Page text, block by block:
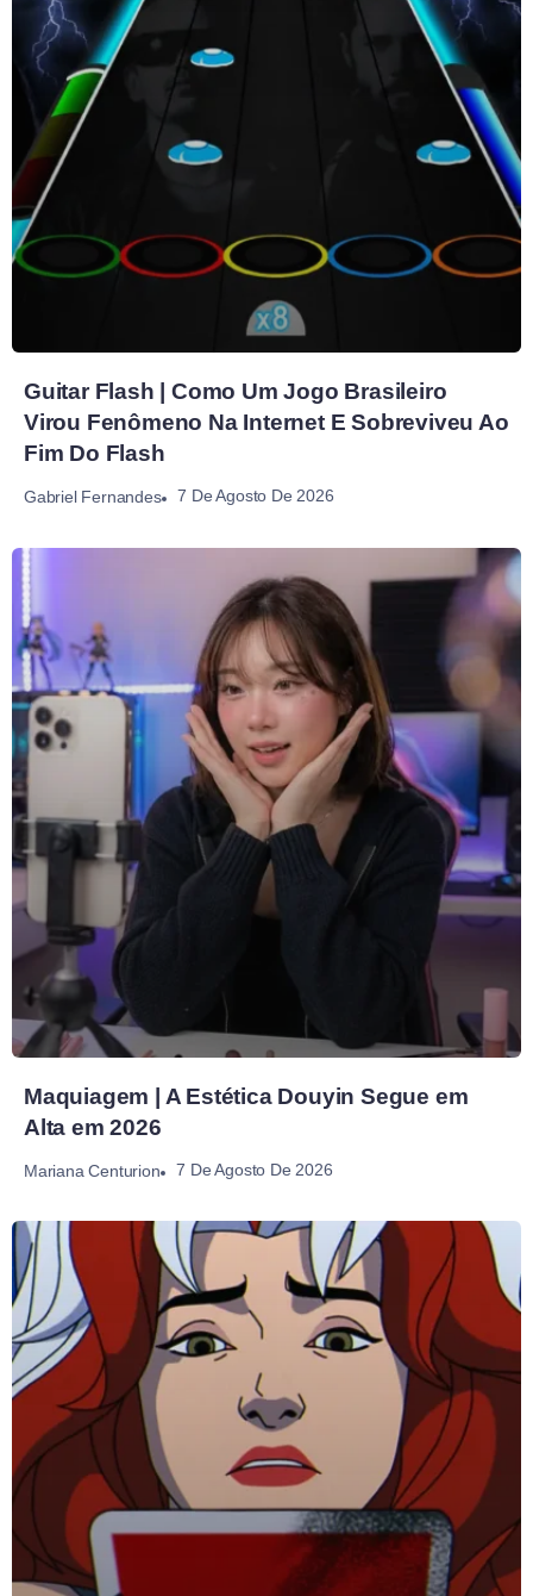
Guitar Flash | Como Um Jogo Brasileiro
Virou Fenômeno Na Internet E Sobreviveu Ao
Fim Do Flash
Gabriel Fernandes 7 De Agosto De 2026
Maquiagem | A Estética Douyin Segue em
Alta em 2026
Mariana Centurion 7 De Agosto De 2026